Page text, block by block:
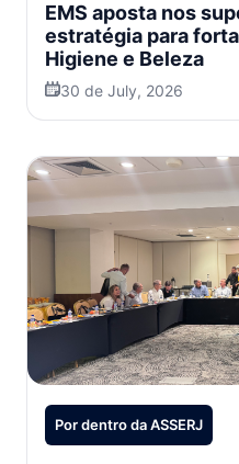
EMS aposta nos
estratégia para
Higiene e Beleza
30 de July, 2026
Por dentro da ASSERJ